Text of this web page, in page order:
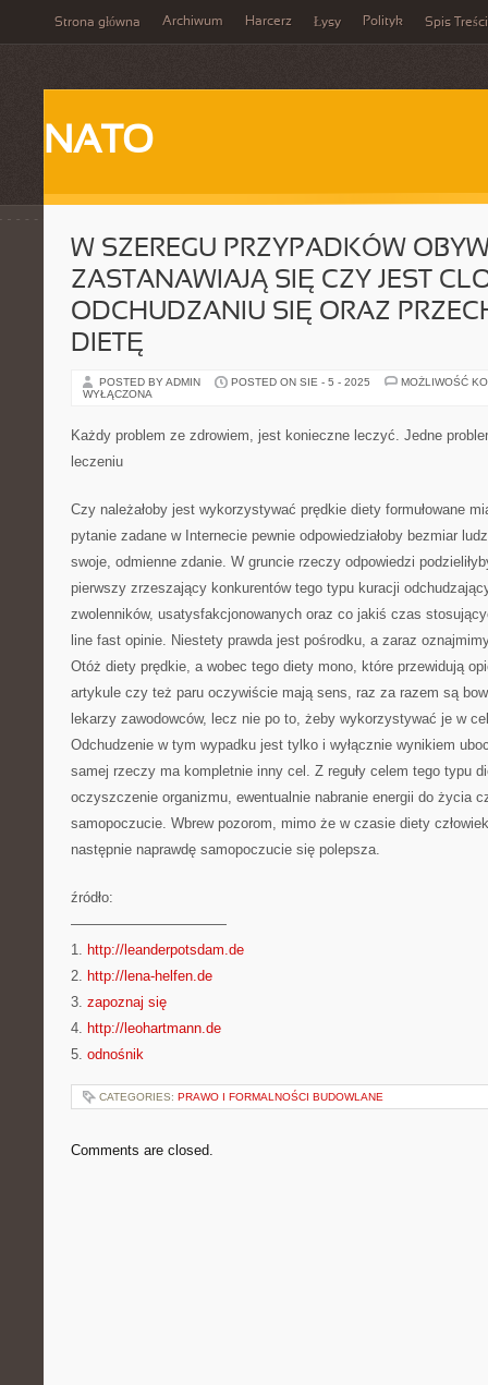
Strona główna Archiwum Harcerz Łysy Polityk Spis Treści
NATO
W SZEREGU PRZYPADKÓW
ZASTANAWIAJĄ SIĘ CZY JEST
ODCHUDZANIU SIĘ ORAZ
DIETĘ
POSTED BY ADMIN POSTED ON SIE - 5 - 2025
MOŻLIWOŚĆ
WYŁĄCZONA
Każdy problem ze zdrowiem, jest konieczne leczyć. Jedne
leczeniu
Czy należałoby jest wykorzystywać prędkie diety formułowane
pytanie zadane w Internecie pewnie odpowiedziałoby bezmiar
swoje, odmienne zdanie. W gruncie rzeczy odpowiedzi
pierwszy zrzeszający konkurentów tego typu kuracji
zwolenników, usatysfakcjonowanych oraz co jakiś czas
line fast opinie. Niestety prawda jest pośrodku, a zaraz
Otóż diety prędkie, a wobec tego diety mono, które przewidują
artykule czy też paru oczywiście mają sens, raz za razem są
lekarzy zawodowców, lecz nie po to, żeby wykorzystywać je w
Odchudzenie w tym wypadku jest tylko i wyłącznie wynikiem
samej rzeczy ma kompletnie inny cel. Z reguły celem tego typu
oczyszczenie organizmu, ewentualnie nabranie energii do życia
samopoczucie. Wbrew pozorom, mimo że w czasie diety
następnie naprawdę samopoczucie się polepsza.
źródło:
———————————
1. http://leanderpotsdam.de
2. http://lena-helfen.de
3. zapoznaj się
4. http://leohartmann.de
5. odnośnik
CATEGORIES: PRAWO I FORMALNOŚCI BUDOWLANE
Comments are closed.